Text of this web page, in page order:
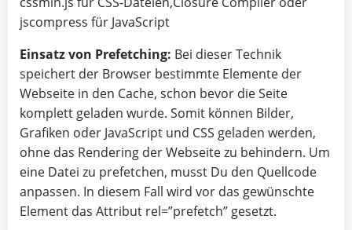
jscompress für JavaScript
Einsatz von Prefetching: Bei dieser Technik
speichert der Browser bestimmte Elemente der
Webseite in den Cache, schon bevor die Seite
komplett geladen wurde. Somit können Bilder,
Grafiken oder JavaScript und CSS geladen werden,
ohne das Rendering der Webseite zu behindern. Um
eine Datei zu prefetchen, musst Du den Quellcode
anpassen. In diesem Fall wird vor das gewünschte
Element das Attribut rel=”prefetch” gesetzt.